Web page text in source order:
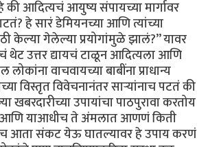
आदित्यचं आयुष्य संपायच्या मार्गावर
हे सारं डेमियनच्या आणि त्यांच्या
केल्या गेलेल्या प्रयोगांमुळे झालं?” यावर
उत्तर द्यायचं टाळून आदित्यला आणि
लोकांना वाचवायच्या बाबींना प्राधान्य
विस्तृत विवेचनानंतर सार्‍यांनाच पटतं की
खबरदारीच्या उपायांचा पाठपुरावा करतोय
आणि याआधीच ते अंमलात आणणं किती
आता संकट येऊ घातल्यावर हे उपाय करणं